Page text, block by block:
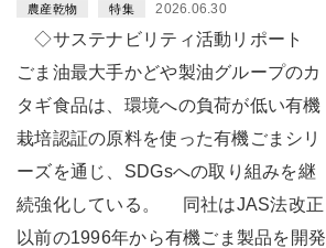
農産乾物 特集 2026.06.30
◇サステナビリティ活動リポート
ごま油最大手かどや製油グループのカ
タギ食品は、環境への負荷が低い有機
栽培認証の原料を使った有機ごまシリ
ーズを通じ、SDGsへの取り組みを継
続強化している。 同社はJAS法改正
以前の1996年から有機ごま製品を開発